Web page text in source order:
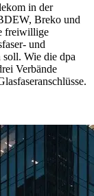
in der
Breko und
freiwillige
und
Wie die dpa
Verbände